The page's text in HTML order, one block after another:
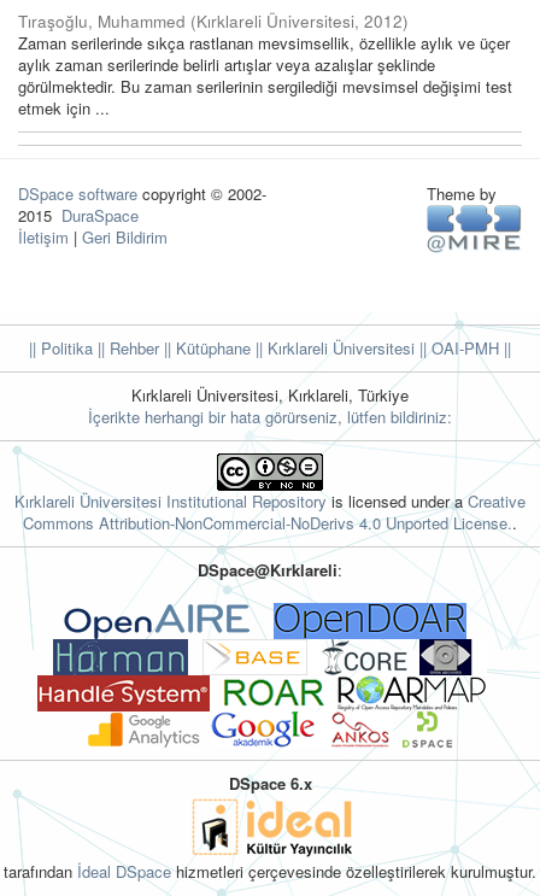
Tıraşoğlu, Muhammed (Kırklareli Üniversitesi, 2012)
Zaman serilerinde sıkça rastlanan mevsimsellik, özellikle aylık ve üçer
aylık zaman serilerinde belirli artışlar veya azalışlar şeklinde
görülmektedir. Bu zaman serilerinin sergilediği mevsimsel değişimi test
etmek için ...
DSpace software copyright © 2002-
2015 DuraSpace
İletişim | Geri Bildirim
Theme by
|| Politika || Rehber|| Kütüphane || Kırklareli Üniversitesi ||OAI-PMH ||
Kırklareli Üniversitesi, Kırklareli, Türkiye
İçerikte herhangi bir hata görürseniz, lütfen bildiriniz:
Kırklareli Üniversitesi Institutional Repository is licensed under aCreative
Commons Attribution-NonCommercial-NoDerivs 4.0 Unported License..
DSpace@Kırklareli:
DSpace 6.x
tarafından İdeal DSpacehizmetleri çerçevesinde özelleştirilerek kurulmuştur.